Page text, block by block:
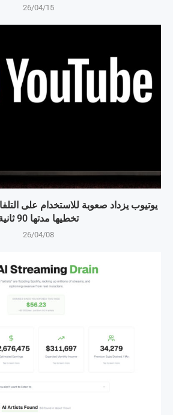
26/04/15
يوتيوب يزداد صعوبة للاستخدام على
تخطيها مدتها 90 ثانية
26/04/08